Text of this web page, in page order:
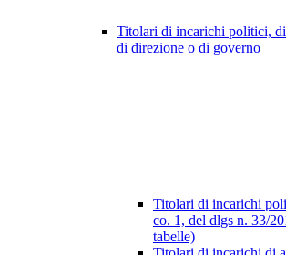
Titolari di incarichi politici,
di direzione o di governo
Titolari di incarichi
co. 1, del dlgs n. 33/
tabelle)